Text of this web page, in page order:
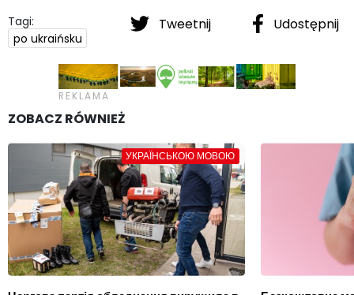
Tweetnij Udostępnij
Tagi:
po ukraińsku
ZOBACZ RÓWNIEŻ
УКРАЇНСЬКОЮ МОВОЮ